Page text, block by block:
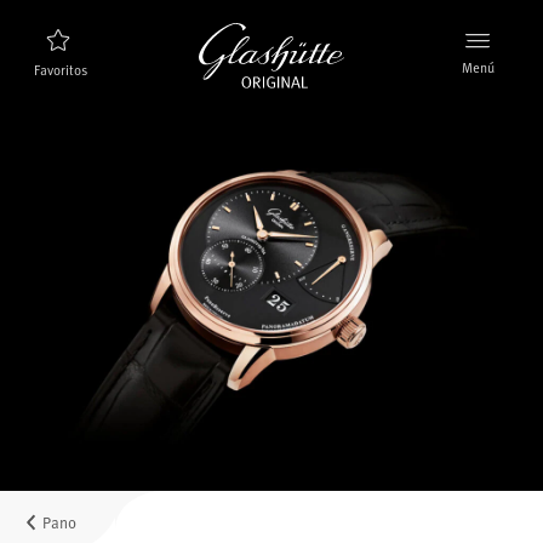
Favoritos Menú
Nuevos relojes
Descubra la colección
La marca Glashütte Original
Más información sobre la Manufactura
MyAccount
Pano